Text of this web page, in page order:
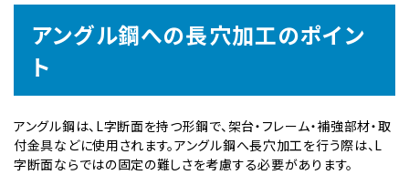
アングル鋼への長穴加工のポイン
ト
アングル鋼は、L字断面を持つ形鋼で、架台・フレーム・補強部材・取
付金具などに使用されます。アングル鋼へ長穴加工を行う際は、L
字断面ならではの固定の難しさを考慮する必要があります。